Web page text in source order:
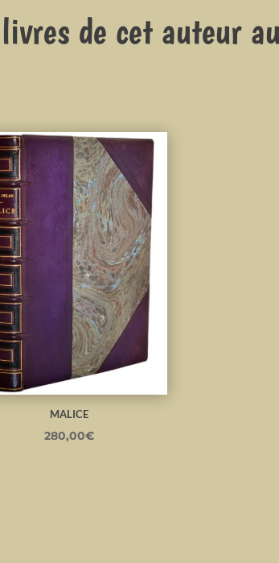
de cet auteur
MALICE
280,00€